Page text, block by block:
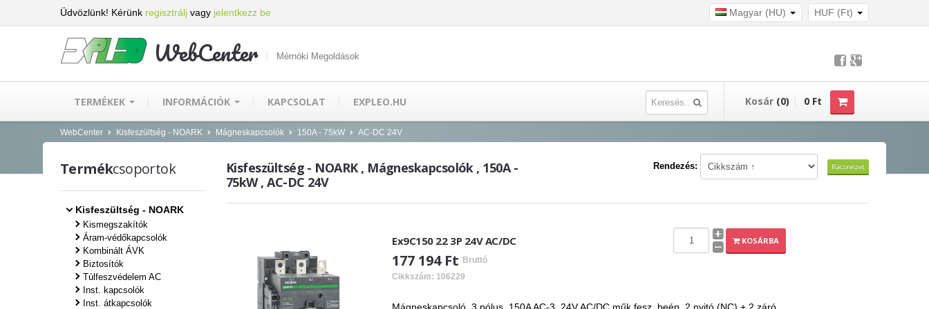
Üdvözlünk! Kérünk regisztrálj vagy jelentkezz be Magyar (HU) HUF (Ft)
WebCenter Mérnöki Megoldások
TERMÉKEK INFORMÁCIÓK KAPCSOLAT EXPLEO.HU Kosár (0) 0 Ft
WebCenter Kisfeszültség - NOARK Mágneskapcsolók 150A - 75kW AC-DC 24V
Termékcsoportok
Kisfeszültség - NOARK
Kismegszakítók
Áram-védőkapcsolók
Kombinált ÁVK
Biztosítók
Túlfeszvédelem AC
Inst. kapcsolók
Inst. átkapcsolók
Kisfeszültség - NOARK , Mágneskapcsolók , 150A -
75kW , AC-DC 24V
Rendezés: Rácsnézet
Ex9C150 22 3P 24V AC/DC
177 194 Ft Bruttó
Cikkszám: 106229
KOSÁRBA